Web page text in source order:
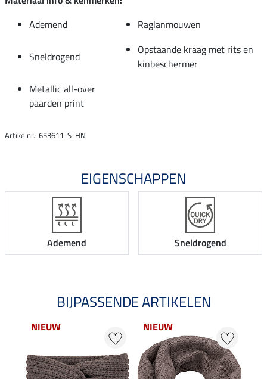
Ademend
Raglanmouwen
Sneldrogend
Opstaande kraag met rits en
kinbeschermer
Metallic all-over
paarden print
Artikelnr.: 653611-S-HN
EIGENSCHAPPEN
Ademend Sneldrogend
BIJPASSENDE ARTIKELEN
NIEUW NIEUW